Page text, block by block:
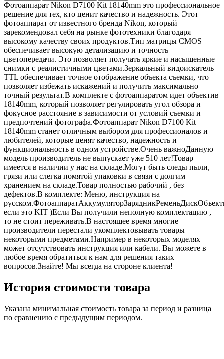
Фотоаппарат Nikon D7100 Kit 18140mm это профессиональное
решение для тех, кто ценит качество и надежность. Этот
фотоаппарат от известного бренда Nikon, который
зарекомендовал себя на рынке фототехники благодаря
высокому качеству своих продуктов.Тип матрицы CMOS
обеспечивает высокую детализацию и точность
цветопередачи. Это позволяет получать яркие и насыщенные
снимки с реалистичными цветами.Зеркальный видоискатель
TTL обеспечивает точное отображение объекта съемки, что
позволяет избежать искажений и получить максимально
точный результат.В комплекте с фотоаппаратом идет объектив
18140mm, который позволяет регулировать угол обзора и
фокусное расстояние в зависимости от условий съемки и
предпочтений фотографа.Фотоаппарат Nikon D7100 Kit
18140mm станет отличным выбором для профессионалов и
любителей, которые ценят качество, надежность и
функциональность в одном устройстве.Очень важноДанную
модель производитель не выпускает уже 510 лет!Товар
имеется в наличии у нас на складе.Могут быть следы пыли,
грязи или слегка помятой упаковки в связи с долгим
хранением на складе.Товар полностью рабочий , без
дефектов.В комплекте: Меню, инструкция на
если это KIT )Если Вы получили неполную комплектацию ,
то не стоит переживать.В настоящее время многие
производители перестали укомплектовывать товары
некоторыми предметами.Например в некоторых моделях
может отсутствовать инструкция или кабели. Вы можете в
любое время обратиться к нам для решения таких
вопросов.Знайте! Мы всегда на стороне клиента!
История стоимости товара
Указана минимальная стоимость товара за период и разница
по сравнению с предыдущим периодом.